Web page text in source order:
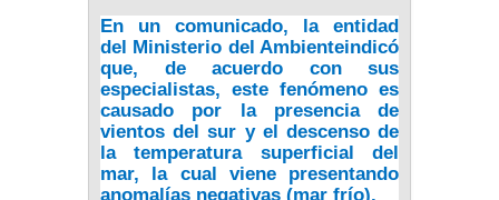
En un comunicado, la entidad
del Ministerio del Ambienteindicó
que, de acuerdo con sus
especialistas, este fenómeno es
causado por la presencia de
vientos del sur y el descenso de
la temperatura superficial del
mar, la cual viene presentando
anomalías negativas (mar frío).